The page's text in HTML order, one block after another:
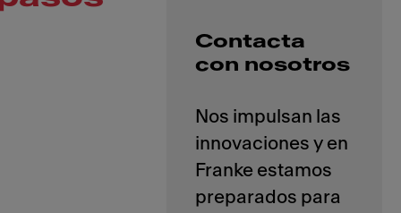
Contacta
con nosotros
Nos impulsan las
innovaciones y en
Franke estamos
preparados para